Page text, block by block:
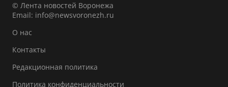
© Лента новостей Воронежа
Email: info@newsvoronezh.ru
О нас
Контакты
Редакционная политика
Политика конфиденциальности